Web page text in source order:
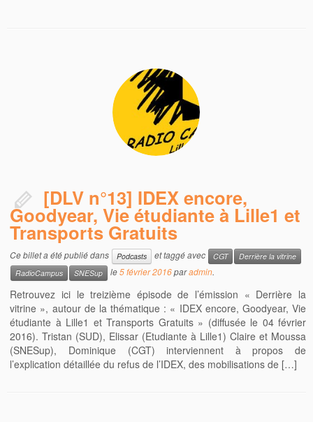
[DLV n°13] IDEX encore,
Goodyear, Vie étudiante à Lille1 et
Transports Gratuits
Ce billet a été publié dans Podcasts et taggé avec CGT
Derrière la vitrine
RadioCampus
SNESup le5 février 2016paradmin.
Retrouvez ici le treizième épisode de l’émission « Derrière la
vitrine », autour de la thématique : « IDEX encore, Goodyear, Vie
étudiante à Lille1 et Transports Gratuits » (diffusée le 04 février
2016). Tristan (SUD), Elissar (Etudiante à Lille1) Claire et Moussa
(SNESup), Dominique (CGT) interviennent à propos de
l’explication détaillée du refus de l’IDEX, des mobilisations de […]